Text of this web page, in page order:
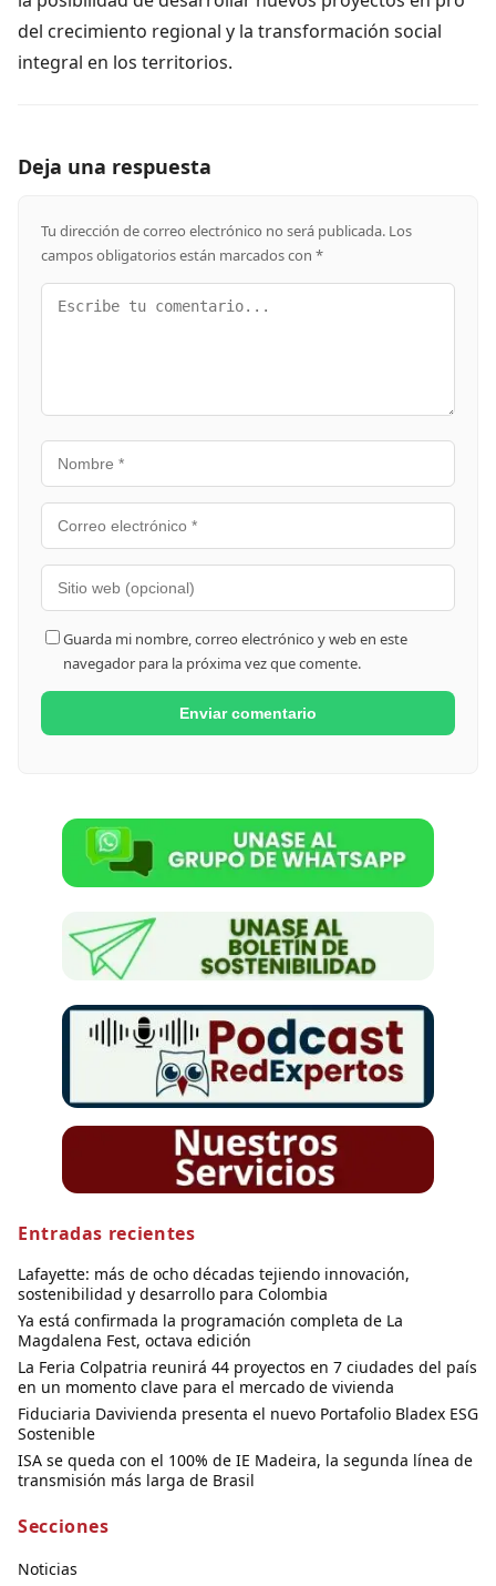
del crecimiento regional y la transformación social
integral en los territorios.
Deja una respuesta
Tu dirección de correo electrónico no será publicada. Los
campos obligatorios están marcados con *
Guarda mi nombre, correo electrónico y web en este
navegador para la próxima vez que comente.
Entradas recientes
Lafayette: más de ocho décadas tejiendo innovación,
sostenibilidad y desarrollo para Colombia
Ya está confirmada la programación completa de La
Magdalena Fest, octava edición
La Feria Colpatria reunirá 44 proyectos en 7 ciudades del país
en un momento clave para el mercado de vivienda
Fiduciaria Davivienda presenta el nuevo Portafolio Bladex ESG
Sostenible
ISA se queda con el 100% de IE Madeira, la segunda línea de
transmisión más larga de Brasil
Secciones
Noticias